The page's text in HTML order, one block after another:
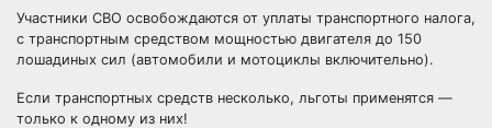
Участники СВО освобождаются от уплаты транспортного налога,
с транспортным средством мощностью двигателя до 150
лошадиных сил (автомобили и мотоциклы включительно).
Если транспортных средств несколько, льготы применятся —
только к одному из них!